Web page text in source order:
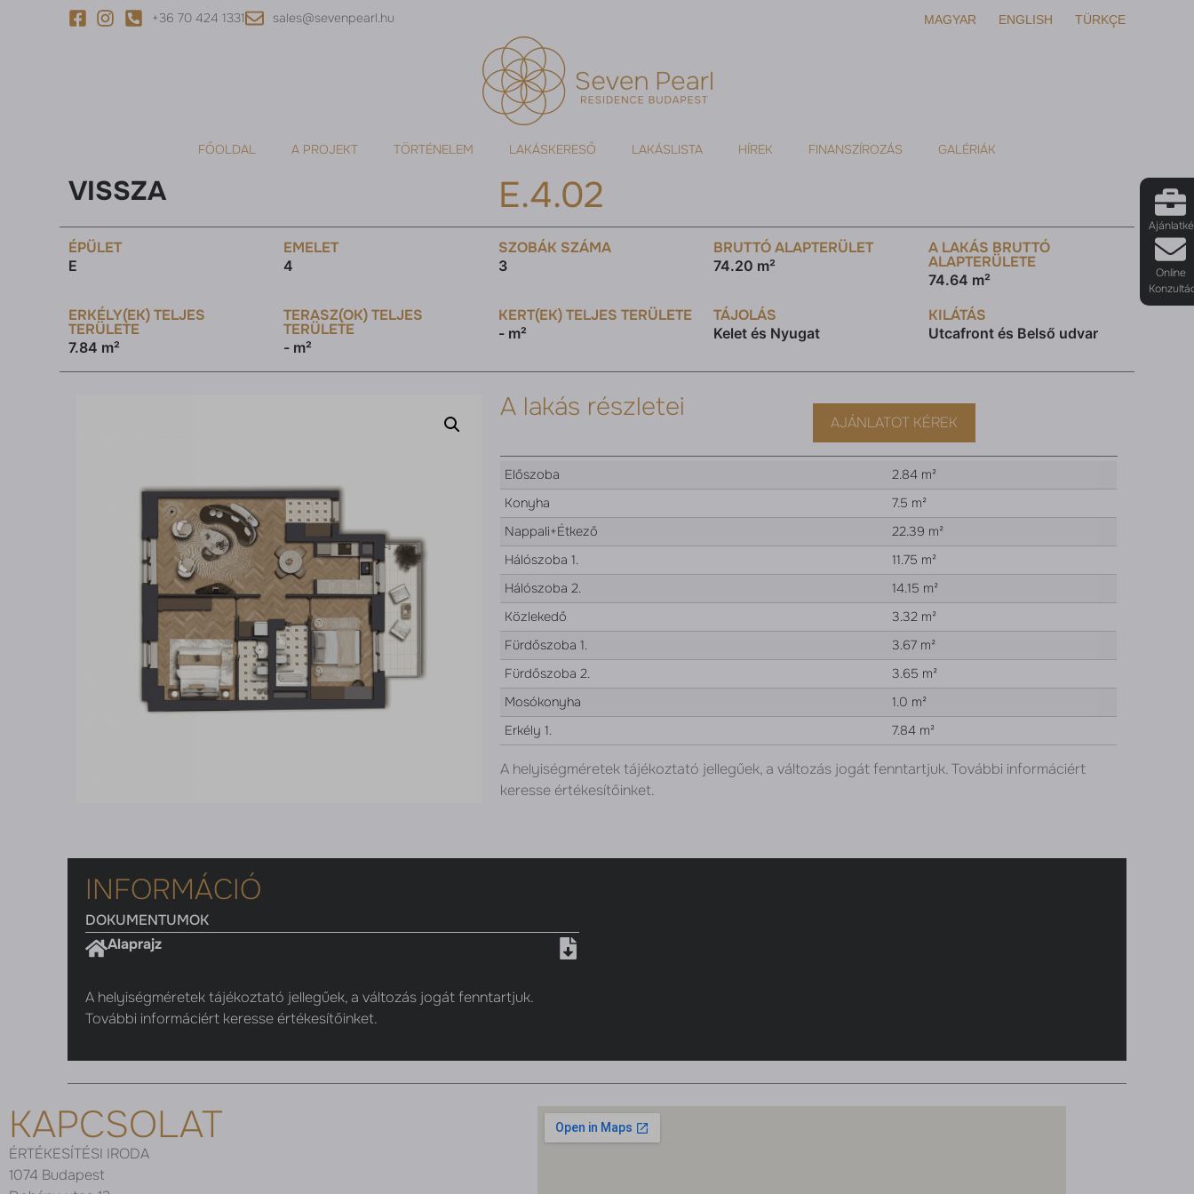
+36 70 424 1331 sales@sevenpearl.hu MAGYAR ENGLISH TÜRKÇE
FŐOLDAL A PROJEKT TÖRTÉNELEM LAKÁSKERESŐ LAKÁSLISTA HÍREK FINANSZÍROZÁS GALÉRIÁK
Online
VISSZA E.4.02
ÉPÜLET
E
EMELET
4
SZOBÁK SZÁMA
3
BRUTTÓ ALAPTERÜLET
74.20 m²
A LAKÁS BRUTTÓ
ALAPTERÜLETE
74.64 m²
ERKÉLY(EK) TELJES
TERÜLETE
7.84 m²
TERASZ(OK) TELJES
TERÜLETE
- m²
KERT(EK) TELJES TERÜLETE
- m²
TÁJOLÁS
Kelet és Nyugat
KILÁTÁS
Utcafront és Belső udvar
A lakás részletei AJÁNLATOT KÉREK
Előszoba
2.84 m²
Konyha
7.5 m²
Nappali+Étkező
22.39 m²
Hálószoba 1.
11.75 m²
Hálószoba 2.
14.15 m²
Közlekedő
3.32 m²
Fürdőszoba 1.
3.67 m²
Fürdőszoba 2.
3.65 m²
Mosókonyha
1.0 m²
Erkély 1.
7.84 m²
A helyiségméretek tájékoztató jellegűek, a változás jogát fenntartjuk. További informáciért
keresse értékesítőinket.
INFORMÁCIÓ
DOKUMENTUMOK
Alaprajz
A helyiségméretek tájékoztató jellegűek, a változás jogát fenntartjuk.
További informáciért keresse értékesítőinket.
KAPCSOLAT
ÉRTÉKESÍTÉSI IRODA
1074 Budapest